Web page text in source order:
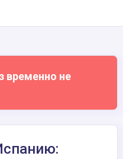
временно не